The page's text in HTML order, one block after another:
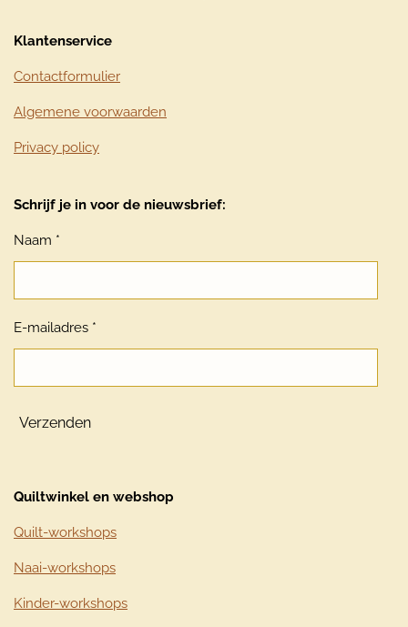
Klantenservice
Contactformulier
Algemene voorwaarden
Privacy policy
Schrijf je in voor de nieuwsbrief:
Naam *
E-mailadres *
Verzenden
Quiltwinkel en webshop
Quilt-workshops
Naai-workshops
Kinder-workshops